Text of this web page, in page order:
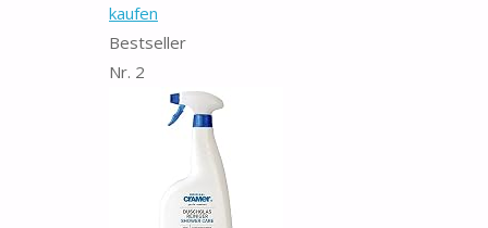
kaufen
Bestseller
Nr. 2